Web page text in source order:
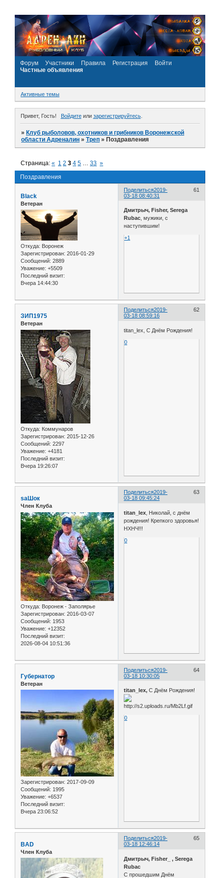
Форум Участники Правила Регистрация
Войти
Частные объявления
Активные темы
Привет, Гость! Войдитеили зарегистрируйтесь.
»Клуб рыболовов, охотников и грибников Воронежской
области Адреналин »Треп »Поздравления
Поздравления
Страница:« 1 2 3 4 5 … 33 »
Поделиться 61
2019-
03-18 08:40:31
Black
Ветеран
Откуда: Воронеж
Зарегистрирован: 2016-01-29
Сообщений: 2889
Уважение: +5509
Последний визит:
Вчера 14:44:30
Дмитрыч, Fisher, Serega
Rubac, мужики, с
наступившим!
+1
Поделиться 62
2019-
03-18 08:59:16
ЗИП1975
Ветеран
Откуда: Коммунаров
Зарегистрирован: 2015-12-26
Сообщений: 2297
Уважение: +4181
Последний визит:
Вчера 19:26:07
titan_lex, С Днём Рождения!
0
Поделиться 63
2019-
03-18 09:45:24
saШок
Член Клуба
Откуда: Воронеж - Заполярье
Зарегистрирован: 2016-03-07
Сообщений: 1953
Уважение: +12352
Последний визит:
2026-08-04 10:51:36
titan_lex , Николай, с днём
рождения! Крепкого здоровья!
НХНЧ!!!
0
Поделиться 64
2019-
03-18 10:30:05
Губернатор
Ветеран
Зарегистрирован: 2017-09-09
Сообщений: 1995
Уважение: +6537
Последний визит:
Вчера 23:06:52
titan_lex, С Днём Рождения!
0
Поделиться 65
2019-
03-18 12:46:14
BAD
Член Клуба
Дмитрыч, Fisher_ , Serega
Rubac
С прошедшим Днём